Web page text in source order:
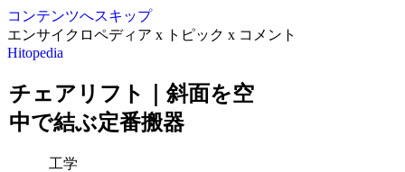
コンテンツへスキップ
エンサイクロペディア x トピック x コメント
Hitopedia
チェアリフト｜斜面を空
中で結ぶ定番搬器
工学